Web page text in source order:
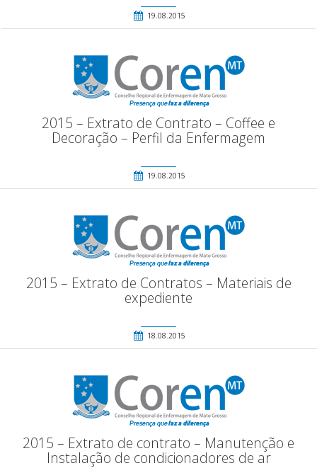
19.08.2015
2015 – Extrato de Contrato – Coffee e
Decoração – Perfil da Enfermagem
19.08.2015
2015 – Extrato de Contratos – Materiais de
expediente
18.08.2015
2015 – Extrato de contrato – Manutenção e
Instalação de condicionadores de ar